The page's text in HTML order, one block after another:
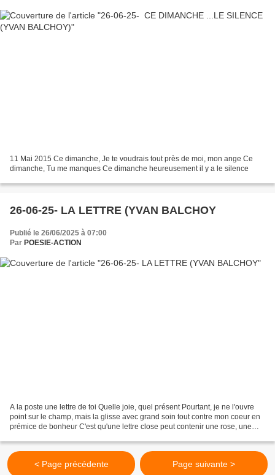
11 Mai 2015 Ce dimanche, Je te voudrais tout près de moi, mon ange Ce
dimanche, Tu me manques Ce dimanche heureusement il y a le silence
26-06-25- LA LETTRE (YVAN BALCHOY
Publié le 26/06/2025 à 07:00
Par POESIE-ACTION
A la poste une lettre de toi Quelle joie, quel présent Pourtant, je ne l'ouvre
point sur le champ, mais la glisse avec grand soin tout contre mon coeur en
prémice de bonheur C'est qu'une lettre close peut contenir une rose, une
< Page précédente Page suivante >